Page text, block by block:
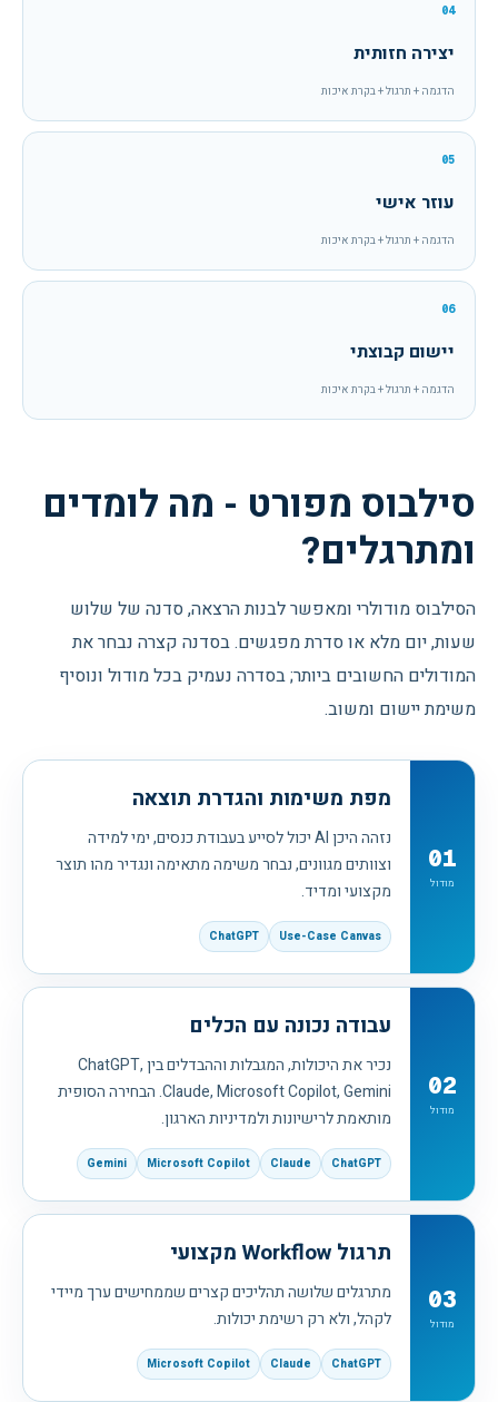
04
יצירה חזותית
הדגמה + תרגול + בקרת איכות
05
עוזר אישי
הדגמה + תרגול + בקרת איכות
06
יישום קבוצתי
הדגמה + תרגול + בקרת איכות
סילבוס מפורט - מה לומדים
ומתרגלים?
הסילבוס מודולרי ומאפשר לבנות הרצאה, סדנה של שלוש
שעות, יום מלא או סדרת מפגשים. בסדנה קצרה נבחר את
המודולים החשובים ביותר; בסדרה נעמיק בכל מודול ונוסיף
משימת יישום ומשוב.
01
מודול
מפת משימות והגדרת תוצאה
נזהה היכן AI יכול לסייע בעבודת כנסים, ימי למידה
וצוותים מגוונים, נבחר משימה מתאימה ונגדיר מהו תוצר
מקצועי ומדיד.
Use-Case Canvas
ChatGPT
02
מודול
עבודה נכונה עם הכלים
נכיר את היכולות, המגבלות וההבדלים בין ChatGPT,
Claude, Microsoft Copilot, Gemini. הבחירה הסופית
מותאמת לרישיונות ולמדיניות הארגון.
ChatGPT
Claude
Microsoft Copilot
Gemini
03
מודול
תרגול Workflow מקצועי
מתרגלים שלושה תהליכים קצרים שממחישים ערך מיידי
לקהל, ולא רק רשימת יכולות.
ChatGPT
Claude
Microsoft Copilot